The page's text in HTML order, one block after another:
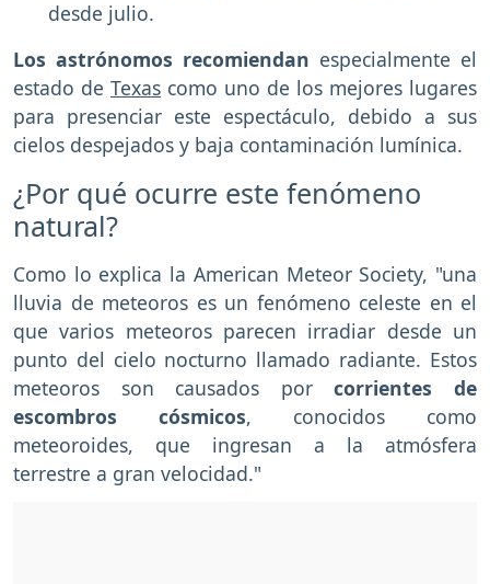
desde julio.
Los astrónomos recomiendan especialmente el
estado de Texas como uno de los mejores lugares
para presenciar este espectáculo, debido a sus
cielos despejados y baja contaminación lumínica.
¿Por qué ocurre este fenómeno
natural?
Como lo explica la American Meteor Society, "una
lluvia de meteoros es un fenómeno celeste en el
que varios meteoros parecen irradiar desde un
punto del cielo nocturno llamado radiante. Estos
meteoros son causados porcorrientes de
escombros cósmicos, conocidos como
meteoroides, que ingresan a la atmósfera
terrestre a gran velocidad."